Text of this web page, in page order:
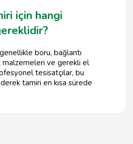
için hangi
boru, bağlantı
malzemeleri ve gerekli el
tesisatçılar, bu
tamiri en kısa sürede